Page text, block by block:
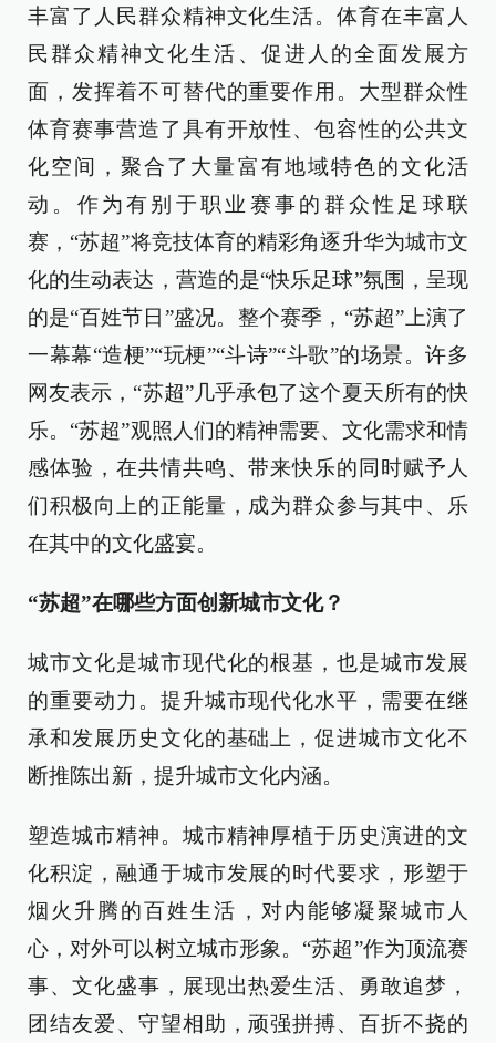
丰富了人民群众精神文化生活。体育在丰富人
民群众精神文化生活、促进人的全面发展方
面，发挥着不可替代的重要作用。大型群众性
体育赛事营造了具有开放性、包容性的公共文
化空间，聚合了大量富有地域特色的文化活
动。作为有别于职业赛事的群众性足球联
赛，“苏超”将竞技体育的精彩角逐升华为城市文
化的生动表达，营造的是“快乐足球”氛围，呈现
的是“百姓节日”盛况。整个赛季，“苏超”上演了
一幕幕“造梗”“玩梗”“斗诗”“斗歌”的场景。许多
网友表示，“苏超”几乎承包了这个夏天所有的快
乐。“苏超”观照人们的精神需要、文化需求和情
感体验，在共情共鸣、带来快乐的同时赋予人
们积极向上的正能量，成为群众参与其中、乐
在其中的文化盛宴。
“苏超”在哪些方面创新城市文化？
城市文化是城市现代化的根基，也是城市发展
的重要动力。提升城市现代化水平，需要在继
承和发展历史文化的基础上，促进城市文化不
断推陈出新，提升城市文化内涵。
塑造城市精神。城市精神厚植于历史演进的文
化积淀，融通于城市发展的时代要求，形塑于
烟火升腾的百姓生活，对内能够凝聚城市人
心，对外可以树立城市形象。“苏超”作为顶流赛
事、文化盛事，展现出热爱生活、勇敢追梦，
团结友爱、守望相助，顽强拼搏、百折不挠的